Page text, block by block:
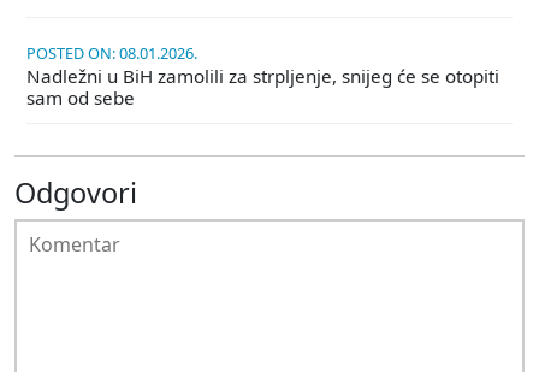
POSTED ON: 08.01.2026.
Nadležni u BiH zamolili za strpljenje, snijeg će se otopiti
sam od sebe
Odgovori